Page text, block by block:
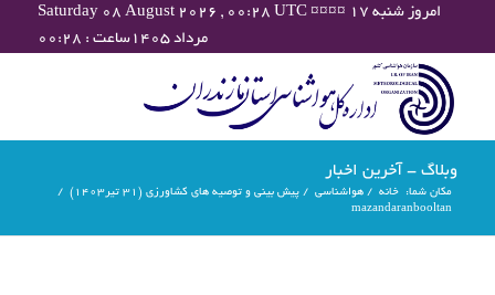
Saturday 08 August 2026 , 00:28 UTC ¤¤¤¤ امروز شنبه ۱۷
مرداد ۱۴۰۵ساعت : ۰۰:۲۸
وبلاگ - آخرین اخبار
مکان شما: خانه / هواشناسی / پیش بینی و توصیه های کشاورزی (31 تیر۱۴۰۳)
/
mazandaranbooltan